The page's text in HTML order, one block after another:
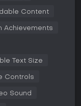
Content
Achievements
Text Size
Controls
Sound